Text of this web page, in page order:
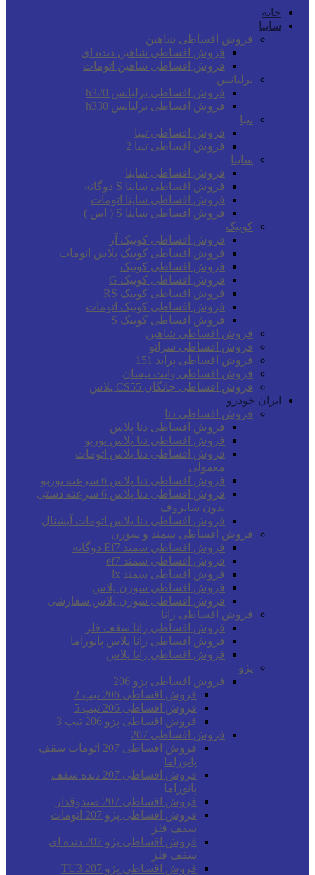
خانه
سایپا
فروش اقساطی شاهین
فروش اقساطی شاهین دنده ای
فروش اقساطی شاهین اتومات
برلیانس
فروش اقساطی برلیانس h320
فروش اقساطی برلیانس h330
تیبا
فروش اقساطی تیبا
فروش اقساطی تیبا 2
ساینا
فروش اقساطی ساینا
فروش اقساطی ساینا S دوگانه
فروش اقساطی ساینا اتومات
فروش اقساطی ساینا S ( اس )
کوییک
فروش اقساطی کوییک آر
فروش اقساطی کوییک پلاس اتومات
فروش اقساطی کوییک
فروش اقساطی کوییک G
فروش اقساطی کوییک RS
فروش اقساطی کوییک اتومات
فروش اقساطی کوییک S
فروش اقساطی شاهین
فروش اقساطی سراتو
فروش اقساطی پراید 151
فروش اقساطی وانت نیسان
فروش اقساطی چانگان CS55 پلاس
ایران خودرو
فروش اقساطی دنا
فروش اقساطی دنا پلاس
فروش اقساطی دنا پلاس توربو
فروش اقساطی دنا پلاس اتومات
معمولی
فروش اقساطی دنا پلاس 6 سرعته توربو
فروش اقساطی دنا پلاس 6 سرعته دستی
بدون سانروف
فروش اقساطی دنا پلاس اتومات آپشنال
فروش اقساطی سمند و سورن
فروش اقساطی سمند Ef7 دوگانه
فروش اقساطی سمند ef7
فروش اقساطی سمند lx
فروش اقساطی سورن پلاس
فروش اقساطی سورن پلاس سفارشی
فروش اقساطی رانا
فروش اقساطی رانا سقف فلز
فروش اقساطی رانا پلاس پانوراما
فروش اقساطی رانا پلاس
پژو
فروش اقساطی پژو 206
فروش اقساطی 206 تیپ 2
فروش اقساطی 206 تیپ 5
فروش اقساطی پژو 206 تیپ 3
فروش اقساطی 207
فروش اقساطی 207 اتومات سقف
پانوراما
فروش اقساطی 207 دنده سقف
پانوراما
فروش اقساطی 207 صندوقدار
فروش اقساطی پژو 207 اتومات
سقف فلز
فروش اقساطی پژو 207 دنده ای
سقف فلز
فروش اقساطی پژو 207 TU3